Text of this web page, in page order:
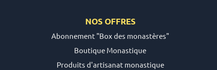
NOS OFFRES
Abonnement "Box des monastères"
Boutique Monastique
Produits d'artisanat monastique